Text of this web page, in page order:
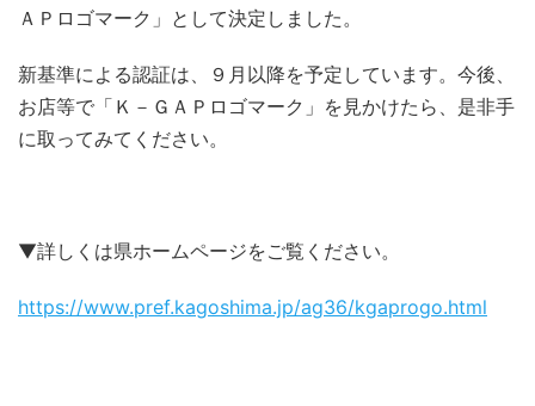
ＡＰロゴマーク」として決定しました。
新基準による認証は、９月以降を予定しています。今後、
お店等で「Ｋ－ＧＡＰロゴマーク」を見かけたら、是非手
に取ってみてください。
▼詳しくは県ホームページをご覧ください。
https://www.pref.kagoshima.jp/ag36/kgaprogo.html